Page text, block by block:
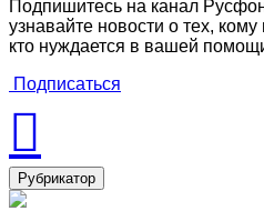
Подпишитесь на канал
узнавайте новости о тех,
кто нуждается в вашей
Подписаться
Рубрикатор